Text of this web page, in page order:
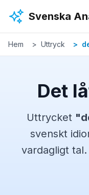
Svenska
Hem Uttryck
Det
Uttrycket "
svenskt
vardagligt